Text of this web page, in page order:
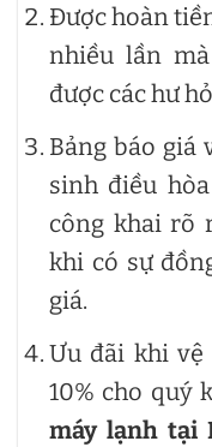
Được hoàn
nhiều lần
được các hư
Bảng báo giá
sinh điều
công khai rõ
khi có sự
giá.
Ưu đãi khi
10% cho quý
máy lạnh tại